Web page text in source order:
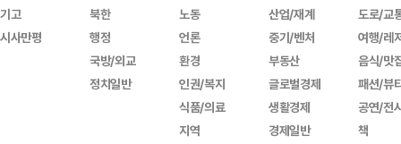
기고
시사만평
북한
행정
국방/외교
정치일반
노동
언론
환경
인권/복지
식품/의료
지역
산업/재계
중기/벤처
부동산
글로벌경제
생활경제
경제일반
도로/교
여행/레
음식/맛
패션/뷰
공연/전
책